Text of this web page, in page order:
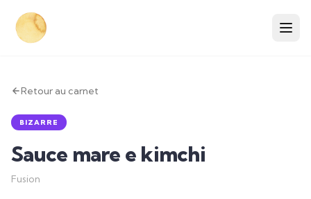
Retour au carnet
BIZARRE
Sauce mare e kimchi
Fusion